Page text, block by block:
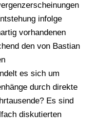
infolge
vorhandenen
den von Bastian
es sich um
durch direkte
Es sind
diskutierten